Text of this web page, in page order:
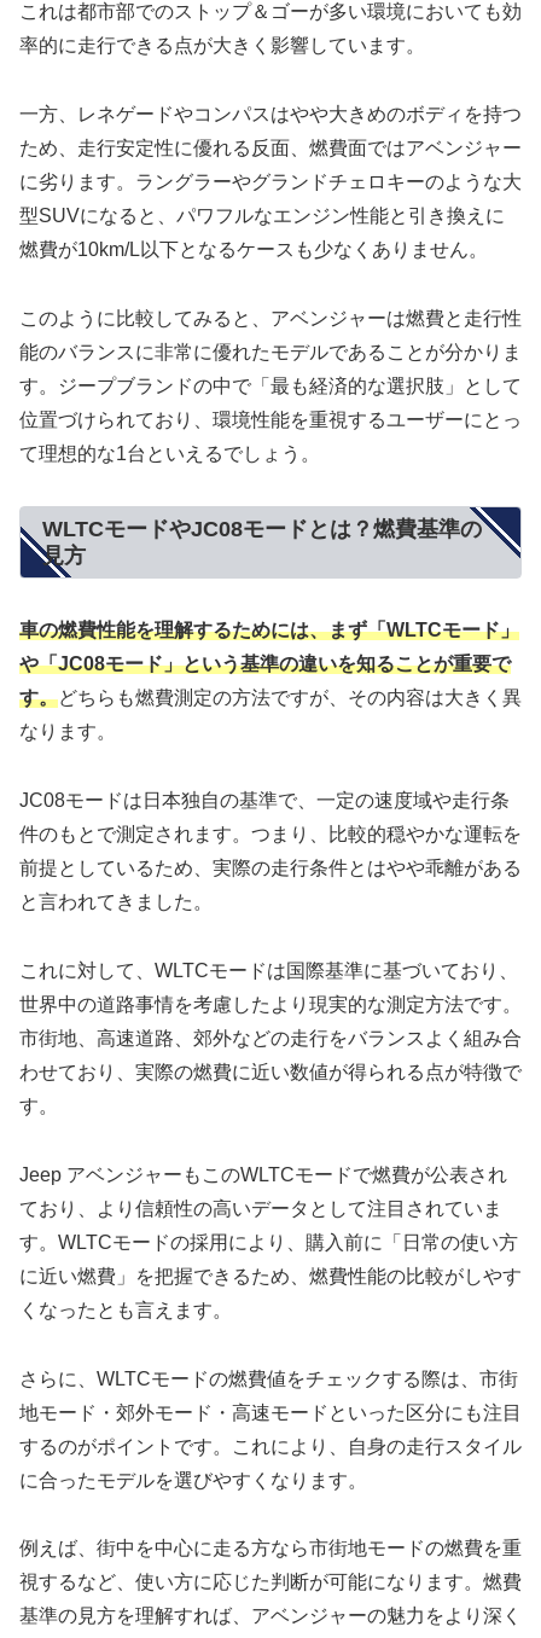
これは都市部でのストップ＆ゴーが多い環境においても効
率的に走行できる点が大きく影響しています。
一方、レネゲードやコンパスはやや大きめのボディを持つ
ため、走行安定性に優れる反面、燃費面ではアベンジャー
に劣ります。ラングラーやグランドチェロキーのような大
型SUVになると、パワフルなエンジン性能と引き換えに
燃費が10km/L以下となるケースも少なくありません。
このように比較してみると、アベンジャーは燃費と走行性
能のバランスに非常に優れたモデルであることが分かりま
す。ジープブランドの中で「最も経済的な選択肢」として
位置づけられており、環境性能を重視するユーザーにとっ
て理想的な1台といえるでしょう。
WLTCモードやJC08モードとは？燃費基準の
見方
車の燃費性能を理解するためには、まず「WLTCモード」
や「JC08モード」という基準の違いを知ることが重要で
す。どちらも燃費測定の方法ですが、その内容は大きく異
なります。
JC08モードは日本独自の基準で、一定の速度域や走行条
件のもとで測定されます。つまり、比較的穏やかな運転を
前提としているため、実際の走行条件とはやや乖離がある
と言われてきました。
これに対して、WLTCモードは国際基準に基づいており、
世界中の道路事情を考慮したより現実的な測定方法です。
市街地、高速道路、郊外などの走行をバランスよく組み合
わせており、実際の燃費に近い数値が得られる点が特徴で
す。
Jeep アベンジャーもこのWLTCモードで燃費が公表され
ており、より信頼性の高いデータとして注目されていま
す。WLTCモードの採用により、購入前に「日常の使い方
に近い燃費」を把握できるため、燃費性能の比較がしやす
くなったとも言えます。
さらに、WLTCモードの燃費値をチェックする際は、市街
地モード・郊外モード・高速モードといった区分にも注目
するのがポイントです。これにより、自身の走行スタイル
に合ったモデルを選びやすくなります。
例えば、街中を中心に走る方なら市街地モードの燃費を重
視するなど、使い方に応じた判断が可能になります。燃費
基準の見方を理解すれば、アベンジャーの魅力をより深く